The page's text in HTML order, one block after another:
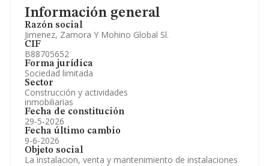
Información general
Razón social
Jimenez, Zamora Y Mohino Global Sl.
CIF
B88705652
Forma jurídica
Sociedad limitada
Sector
Construcción y actividades
inmobiliarias
Fecha de constitución
29-5-2026
Fecha último cambio
9-6-2026
Objeto social
La instalacion, venta y mantenimiento de instalaciones
Información oficial y registral complementaria.